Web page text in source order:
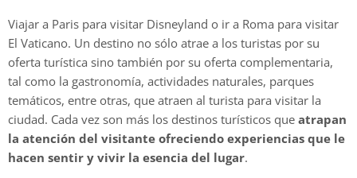
Viajar a Paris para visitar Disneyland o ir a Roma para visitar
El Vaticano. Un destino no sólo atrae a los turistas por su
oferta turística sino también por su oferta complementaria,
tal como la gastronomía, actividades naturales, parques
temáticos, entre otras, que atraen al turista para visitar la
ciudad. Cada vez son más los destinos turísticos que atrapan
la atención del visitante ofreciendo experiencias que le
hacen sentir y vivir la esencia del lugar.